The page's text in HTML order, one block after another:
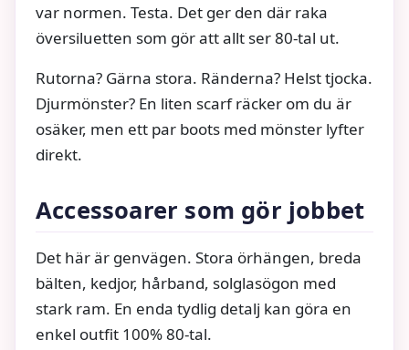
var normen. Testa. Det ger den där raka
översiluetten som gör att allt ser 80-tal ut.
Rutorna? Gärna stora. Ränderna? Helst tjocka.
Djurmönster? En liten scarf räcker om du är
osäker, men ett par boots med mönster lyfter
direkt.
Accessoarer som gör jobbet
Det här är genvägen. Stora örhängen, breda
bälten, kedjor, hårband, solglasögon med
stark ram. En enda tydlig detalj kan göra en
enkel outfit 100% 80-tal.